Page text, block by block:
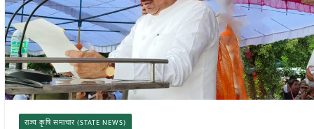
राज्य कृषि समाचार (STATE NEWS)